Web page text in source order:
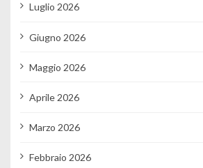
Luglio 2026
Giugno 2026
Maggio 2026
Aprile 2026
Marzo 2026
Febbraio 2026